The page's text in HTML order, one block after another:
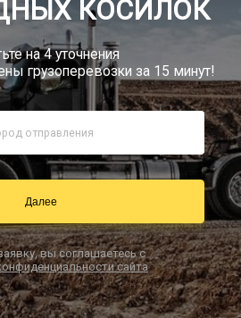
8 (800) 505-40-85
Звонок по России бесплатно
sale@simtruck-negabarit.ru
Заказать звонок
КОСИЛОК
на 4 уточнения
грузоперевозки за 15 минут!
Далее
вы соглашаетесь с
сайта